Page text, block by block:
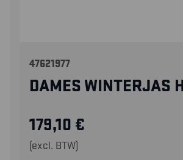
47621977
DAMES WINTERJAS
179,10 €
(excl. BTW)